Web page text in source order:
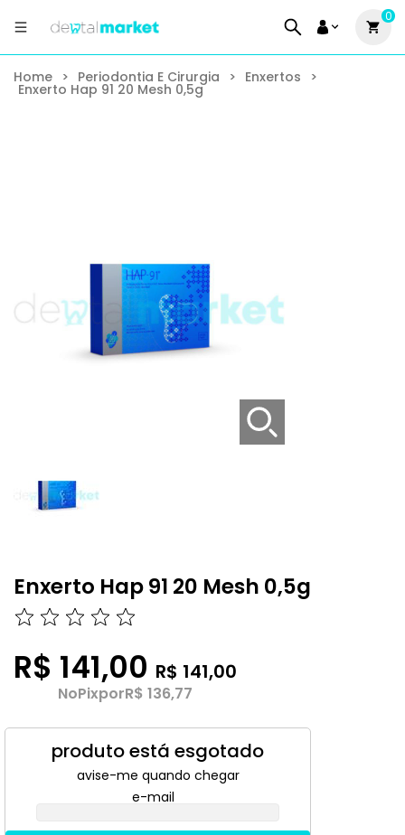
0
Home > Periodontia E Cirurgia > Enxertos >
Enxerto Hap 91 20 Mesh 0,5g
Enxerto Hap 91 20 Mesh 0,5g
R$ 141,00 R$ 141,00
NoPixporR$ 136,77
produto está esgotado
avise-me quando chegar
e-mail